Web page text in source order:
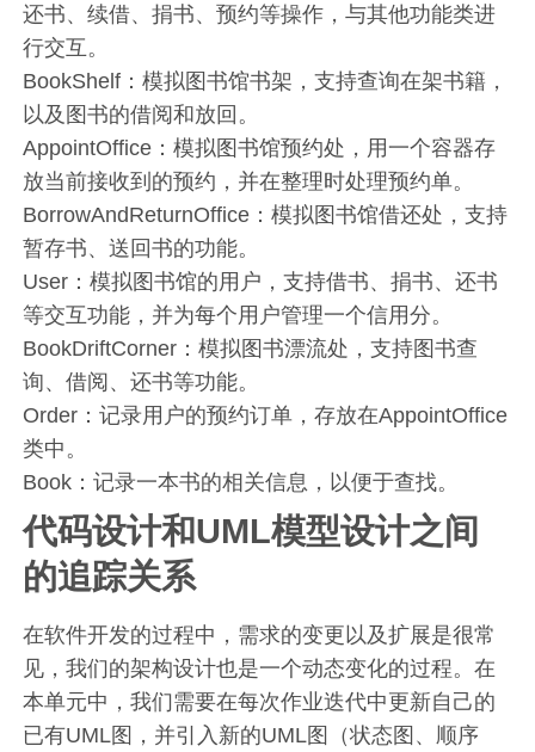
还书、续借、捐书、预约等操作，与其他功能类进
行交互。
BookShelf：模拟图书馆书架，支持查询在架书籍，
以及图书的借阅和放回。
AppointOffice：模拟图书馆预约处，用一个容器存
放当前接收到的预约，并在整理时处理预约单。
BorrowAndReturnOffice：模拟图书馆借还处，支持
暂存书、送回书的功能。
User：模拟图书馆的用户，支持借书、捐书、还书
等交互功能，并为每个用户管理一个信用分。
BookDriftCorner：模拟图书漂流处，支持图书查
询、借阅、还书等功能。
Order：记录用户的预约订单，存放在AppointOffice
类中。
Book：记录一本书的相关信息，以便于查找。
代码设计和UML模型设计之间
的追踪关系
在软件开发的过程中，需求的变更以及扩展是很常
见，我们的架构设计也是一个动态变化的过程。在
本单元中，我们需要在每次作业迭代中更新自己的
已有UML图，并引入新的UML图（状态图、顺序